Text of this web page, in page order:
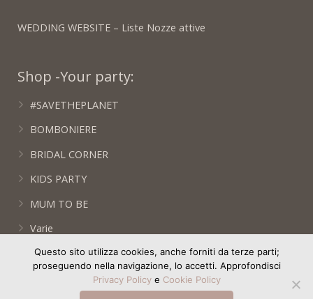
WEDDING WEBSITE – Liste Nozze attive
Shop -Your party:
#SAVETHEPLANET
BOMBONIERE
BRIDAL CORNER
KIDS PARTY
MUM TO BE
Varie
WEDDING DAY
WEDDING DIARY by Francesca Peruzzini
Questo sito utilizza cookies, anche forniti da terze parti;
proseguendo nella navigazione, lo accetti. Approfondisci
Privacy Policye Cookie Policy